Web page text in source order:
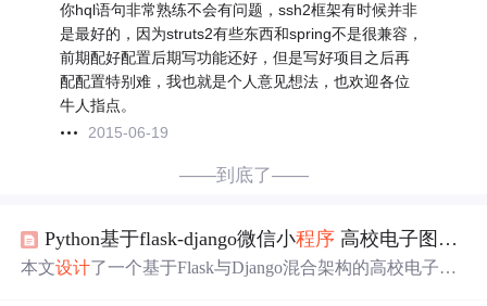
你hql语句非常熟练不会有问题，ssh2框架有时候并非
是最好的，因为struts2有些东西和spring不是很兼容，
前期配好配置后期写功能还好，但是写好项目之后再
配配置特别难，我也就是个人意见想法，也欢迎各位
牛人指点。
2015-06-19
——到底了——
Python基于flask-django微信小程序 高校电子图书馆的
本文设计了一个基于Flask与Django混合架构的高校电子图